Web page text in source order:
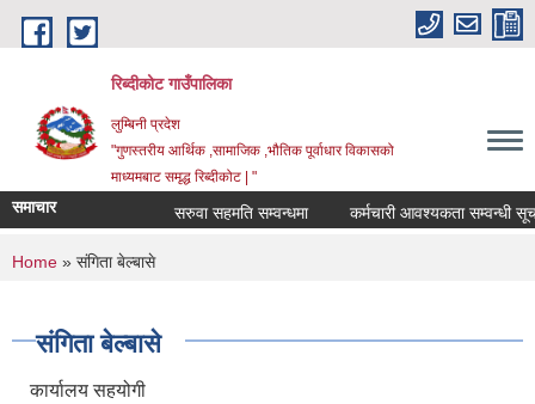
Skip to main content
रिब्दीकोट गाउँपालिका
लुम्बिनी प्रदेश
"गुणस्तरीय आर्थिक ,सामाजिक ,भौतिक पूर्वाधार विकासको
माध्यमबाट समृद्ध रिब्दीकोट | "
समाचार सरुवा सहमति सम्वन्धमा कर्मचारी आवश्यकता सम्वन्धी सूचना
You are here
Home » संगिता बेल्बासे
संगिता बेल्बासे
कार्यालय सहयोगी